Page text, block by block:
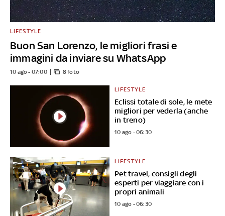
Buon San Lorenzo, le migliori frasi e
immagini da inviare su WhatsApp
LIFESTYLE
10 ago - 07:00 8 foto
Eclissi totale di sole, le mete
migliori per vederla (anche
in treno)
LIFESTYLE
10 ago - 06:30
Pet travel, consigli degli
esperti per viaggiare con i
propri animali
LIFESTYLE
10 ago - 06:30